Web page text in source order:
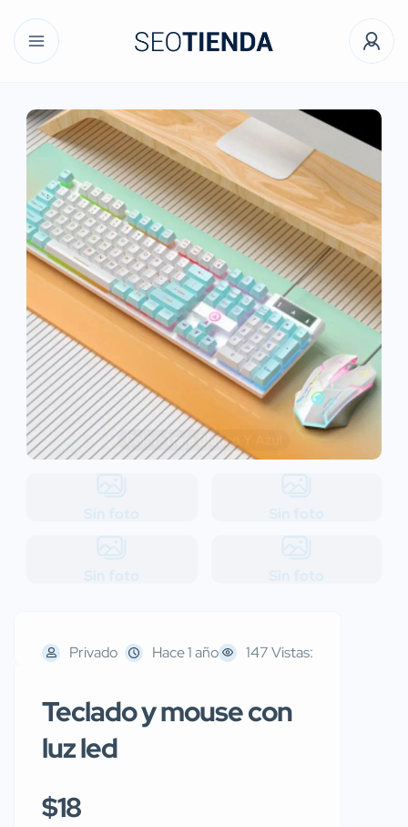
Privado Hace 1 año 147 Vistas:
Teclado y mouse con
luz led
$18